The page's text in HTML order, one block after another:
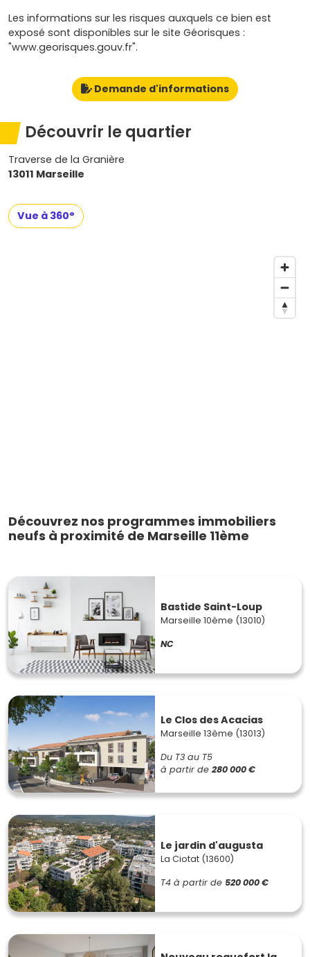
Les informations sur les risques auxquels ce bien est
exposé sont disponibles sur le site Géorisques :
"www.georisques.gouv.fr".
Demande d'informations
Découvrir le quartier
Traverse de la Granière
13011 Marseille
Vue à 360°
Découvrez nos programmes immobiliers
neufs à proximité de Marseille 11ème
Bastide Saint-Loup
Marseille 10ème (13010)
NC
Le Clos des Acacias
Marseille 13ème (13013)
Du T3 au T5
à partir de 280 000 €
Le jardin d'augusta
La Ciotat (13600)
T4 à partir de 520 000 €